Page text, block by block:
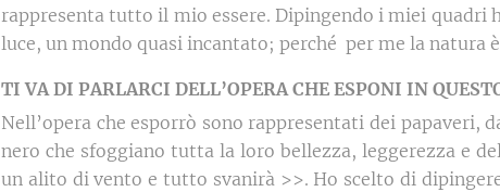
rappresenta tutto il mio essere. Dipingendo i miei quadri
luce, un mondo quasi incantato; perché per me la natura
TI VA DI PARLARCI DELL’OPERA CHE ESPONI IN
Nell’opera che esporrò sono rappresentati dei papaveri,
nero che sfoggiano tutta la loro bellezza, leggerezza e
un alito di vento e tutto svanirà >>. Ho scelto di